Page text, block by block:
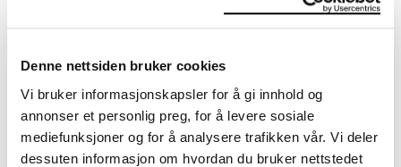
Denne nettsiden bruker cookies
Vi bruker informasjonskapsler for å gi innhold og
annonser et personlig preg, for å levere sosiale
mediefunksjoner og for å analysere trafikken vår. Vi deler
dessuten informasjon om hvordan du bruker nettstedet